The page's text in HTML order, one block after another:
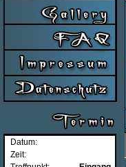
Datum:
Zeit: